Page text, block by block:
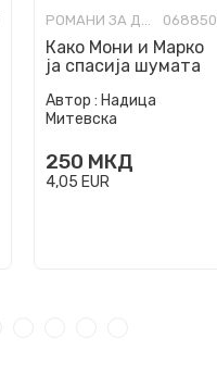
РОМАНИ ЗА ДЕЦА 068850
Како Мони и Марко
ја спасија шумата
Автор : Надица
Митевска
250 МКД
4,05 EUR